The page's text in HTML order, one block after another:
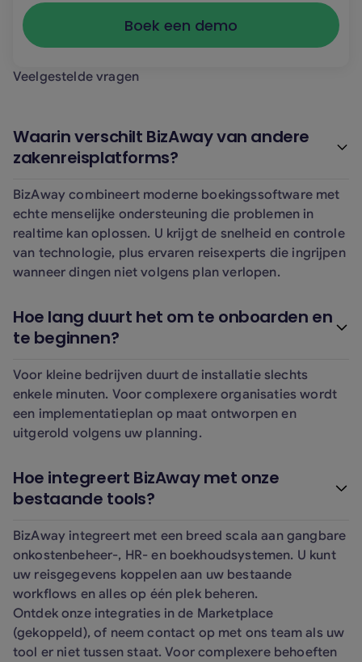
Veelgestelde vragen
Waarin verschilt BizAway van andere
zakenreisplatforms?
BizAway combineert moderne boekingssoftware met
echte menselijke ondersteuning die problemen in
realtime kan oplossen. U krijgt de snelheid en controle
van technologie, plus ervaren reisexperts die ingrijpen
wanneer dingen niet volgens plan verlopen.
Hoe lang duurt het om te onboarden en
te beginnen?
Voor kleine bedrijven duurt de installatie slechts
enkele minuten. Voor complexere organisaties wordt
een implementatieplan op maat ontworpen en
uitgerold volgens uw planning.
Hoe integreert BizAway met onze
bestaande tools?
BizAway integreert met een breed scala aan gangbare
onkostenbeheer-, HR- en boekhoudsystemen. U kunt
uw reisgegevens koppelen aan uw bestaande
workflows en alles op één plek beheren.
Ontdek onze integraties in de Marketplace
(gekoppeld), of neem contact op met ons team als uw
tool er niet tussen staat. Voor complexere behoeften